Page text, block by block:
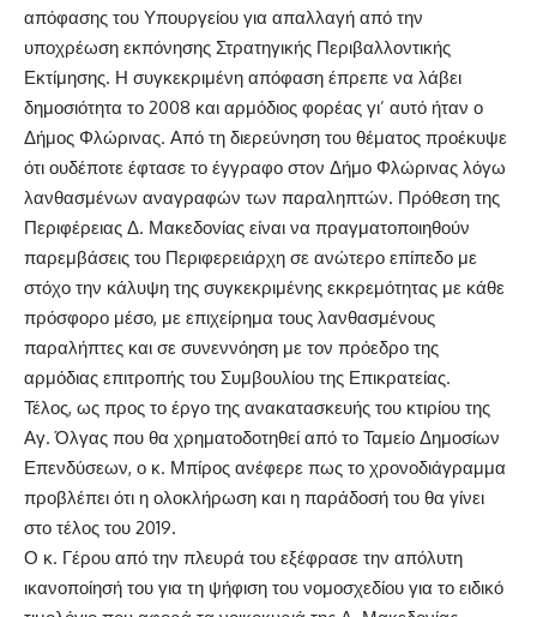
απόφασης του Υπουργείου για απαλλαγή από την
υποχρέωση εκπόνησης Στρατηγικής Περιβαλλοντικής
Εκτίμησης. Η συγκεκριμένη απόφαση έπρεπε να λάβει
δημοσιότητα το 2008 και αρμόδιος φορέας γι’ αυτό ήταν ο
Δήμος Φλώρινας. Από τη διερεύνηση του θέματος προέκυψε
ότι ουδέποτε έφτασε το έγγραφο στον Δήμο Φλώρινας λόγω
λανθασμένων αναγραφών των παραληπτών. Πρόθεση της
Περιφέρειας Δ. Μακεδονίας είναι να πραγματοποιηθούν
παρεμβάσεις του Περιφερειάρχη σε ανώτερο επίπεδο με
στόχο την κάλυψη της συγκεκριμένης εκκρεμότητας με κάθε
πρόσφορο μέσο, με επιχείρημα τους λανθασμένους
παραλήπτες και σε συνεννόηση με τον πρόεδρο της
αρμόδιας επιτροπής του Συμβουλίου της Επικρατείας.
Τέλος, ως προς το έργο της ανακατασκευής του κτιρίου της
Αγ. Όλγας που θα χρηματοδοτηθεί από το Ταμείο Δημοσίων
Επενδύσεων, ο κ. Μπίρος ανέφερε πως το χρονοδιάγραμμα
προβλέπει ότι η ολοκλήρωση και η παράδοσή του θα γίνει
στο τέλος του 2019.
Ο κ. Γέρου από την πλευρά του εξέφρασε την απόλυτη
ικανοποίησή του για τη ψήφιση του νομοσχεδίου για το ειδικό